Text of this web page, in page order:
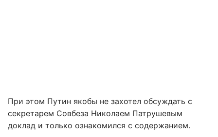
При этом Путин якобы не захотел обсуждать с
секретарем Совбеза Николаем Патрушевым
доклад и только ознакомился с содержанием.